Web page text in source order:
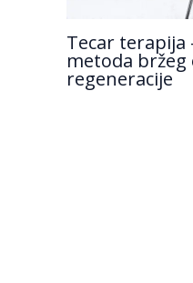
Tecar terapija
metoda bržeg
regeneracije